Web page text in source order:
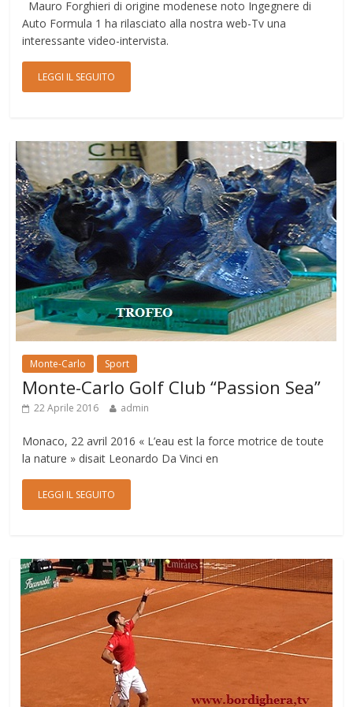
Mauro Forghieri di origine modenese noto Ingegnere di
Auto Formula 1 ha rilasciato alla nostra web-Tv una
interessante video-intervista.
LEGGI IL SEGUITO
Monte-Carlo Sport
Monte-Carlo Golf Club “Passion Sea”
22 Aprile 2016 admin
Monaco, 22 avril 2016 « L’eau est la force motrice de toute
la nature » disait Leonardo Da Vinci en
LEGGI IL SEGUITO